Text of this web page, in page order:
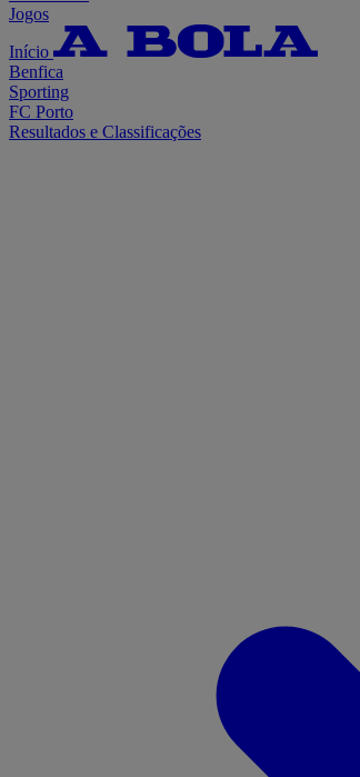
Jogos
Início
Benfica
Sporting
FC Porto
Resultados e Classificações